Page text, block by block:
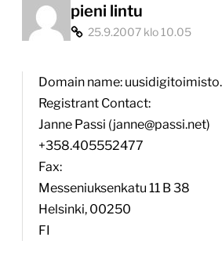
pieni lintu
25.9.2007 klo 10.05
Domain name:
Registrant Contact:
Janne Passi (janne@passi.net)
+358.405552477
Fax:
Messeniuksenkatu 11 B 38
Helsinki, 00250
FI